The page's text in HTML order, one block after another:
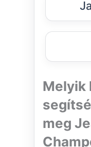
Melyik
meg